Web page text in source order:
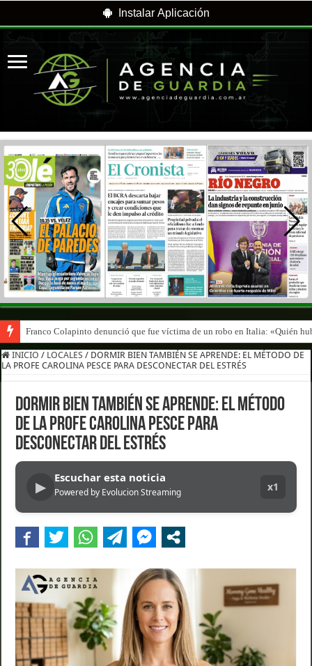
Instalar Aplicación
Franco Mastantuono se fue de Real Madrid y en Italia lo recibió una
INICIO / LOCALES / DORMIR BIEN TAMBIÉN SE APRENDE: EL MÉTODO DE
LA PROFE CAROLINA PESCE PARA DESCONECTAR DEL ESTRÉS
DORMIR BIEN TAMBIÉN SE APRENDE: EL MÉTODO
DE LA PROFE CAROLINA PESCE PARA
DESCONECTAR DEL ESTRÉS
▶
Escuchar esta noticia
Powered by Evolucion Streaming x1